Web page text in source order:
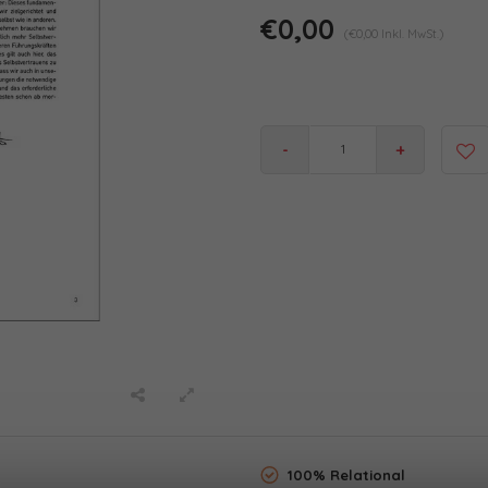
€0,00 (€0,00 Inkl. MwSt.)
- +
100% Relational